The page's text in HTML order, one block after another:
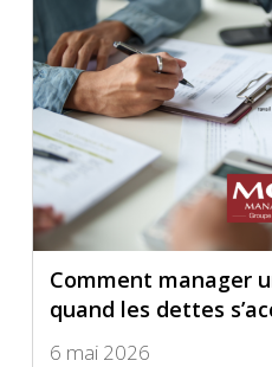
Comment manager
quand les dettes
6 mai 2026